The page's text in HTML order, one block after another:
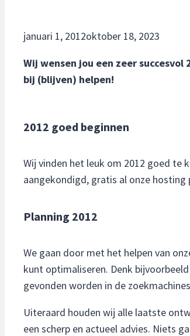
januari 1, 2012oktober 18, 2023
Wij wensen jou een zeer
bij (blijven) helpen!
2012 goed beginnen
Wij vinden het leuk om 2012 goed te
aangekondigd, gratis al onze hosting
Planning 2012
We gaan door met het helpen van
kunt optimaliseren. Denk
gevonden worden in de
Uiteraard houden wij alle laatste
een scherp en actueel advies. Niets